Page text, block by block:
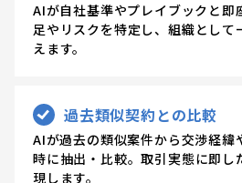
AIが自社基準やプレイブックと即
足やリスクを特定し、組織として
えます。
過去類似契約との比較
AIが過去の類似案件から交渉経緯
時に抽出・比較。取引実態に即し
現します。